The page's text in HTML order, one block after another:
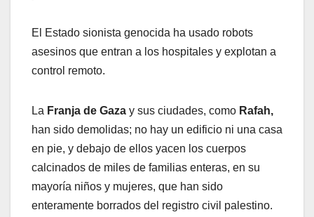
El Estado sionista genocida ha usado robots
asesinos que entran a los hospitales y explotan a
control remoto.
La Franja de Gaza y sus ciudades, como Rafah,
han sido demolidas; no hay un edificio ni una casa
en pie, y debajo de ellos yacen los cuerpos
calcinados de miles de familias enteras, en su
mayoría niños y mujeres, que han sido
enteramente borrados del registro civil palestino.